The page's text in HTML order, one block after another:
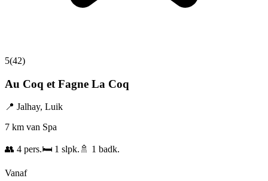
5(42)
Au Coq et Fagne La Coq
📍 Jalhay, Luik
7 km van Spa
👥 4 pers.🛏️ 1 slpk. 🚿 1 badk.
Vanaf